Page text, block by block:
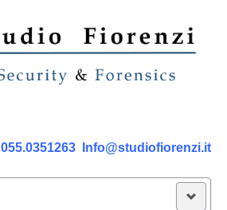
055.0351263 Info@studiofiorenzi.it